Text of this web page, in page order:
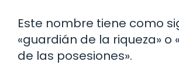
Este nombre tiene como
«guardián de la riqueza» o
de las posesiones».